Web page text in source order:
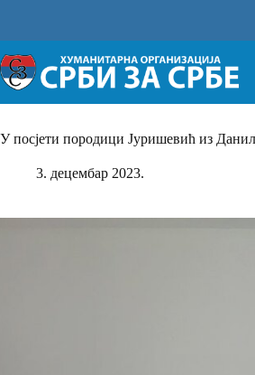
У посjети породици Јуришевић из
3. децембар 2023.